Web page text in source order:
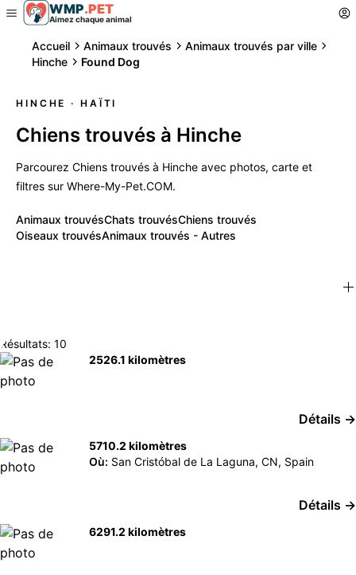
WMP.PET
Aimez chaque animal
Accueil Animaux trouvés
Animaux trouvés par ville
Hinche
Found Dog
HINCHE · HAÏTI
Chiens trouvés à Hinche
Parcourez Chiens trouvés à Hinche avec photos, carte et
filtres sur Where-My-Pet.COM.
Animaux trouvésChats trouvésChiens trouvés
Oiseaux trouvésAnimaux trouvés - Autres
Résultats: 10
2526.1 kilomètres
Détails →
5710.2 kilomètres
Où: San Cristóbal de La Laguna, CN, Spain
Détails →
6291.2 kilomètres